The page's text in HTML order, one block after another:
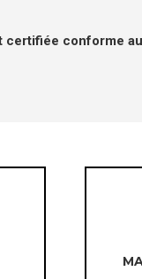
certifiée conforme